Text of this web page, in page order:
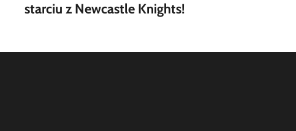
starciu z Newcastle Knights!